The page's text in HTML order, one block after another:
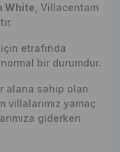
White , Villacentam
etrafında
bir durumdur.
alana sahip olan
yamaç
giderken